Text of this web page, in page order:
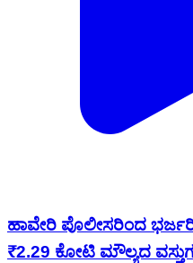
ಹಾವೇರಿ ಪೊಲೀಸರಿಂದ
₹2.29 ಕೋಟಿ ಮೌಲ್ಯದ